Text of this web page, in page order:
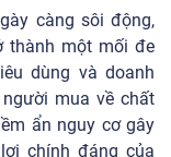
càng sôi động,
thành một mối đe
dùng và doanh
mua về chất
ẩn nguy cơ gây
chính đáng của